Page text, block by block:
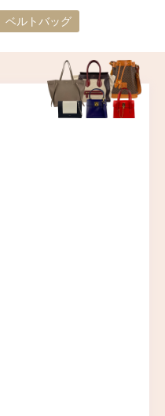
ベルトバッグ